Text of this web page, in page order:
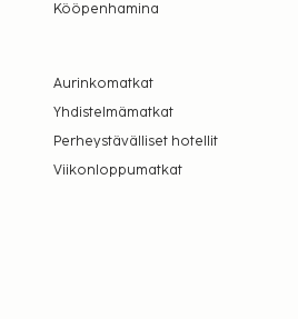
Kööpenhamina
Aurinkomatkat
Yhdistelmämatkat
Perheystävälliset hotellit
Viikonloppumatkat